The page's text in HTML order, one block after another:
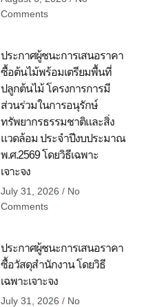
Comments
ประกาศผู้ชนะการเสนอราคา
ซื้อต้นไม้พร้อมเตรียมพื้นที่
ปลูกต้นไม้ โครงการการมี
ส่วนร่วมในการอนุรักษ์
ทรัพยากรธรรมชาติและสิ่ง
แวดล้อม ประจำปีงบประมาณ
พ.ศ.2569 โดยวิธีเฉพาะ
เจาะจง
July 31, 2026 No
Comments
ประกาศผู้ชนะการเสนอราคา
ซื้อวัสดุสำนักงาน โดยวิธี
เฉพาะเจาะจง
July 31, 2026 No